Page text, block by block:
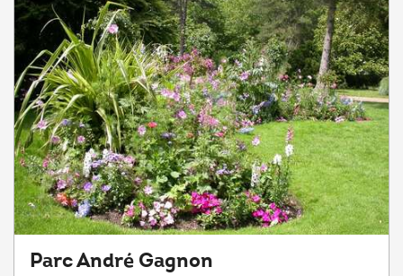
Parc André Gagnon